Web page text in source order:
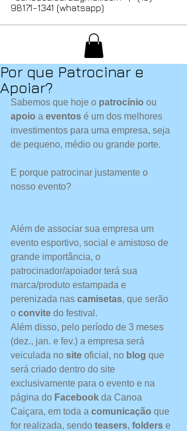
98171-1341 (whatsapp)
Por que Patrocinar e
Apoiar?
Sabemos que hoje o patrocínio ou
apoio a eventos é um dos melhores
investimentos para uma empresa, seja
de pequeno, médio ou grande porte.
E porque patrocinar justamente o
nosso evento?
Além de associar sua empresa um
evento esportivo, social e amistoso de
grande importância, o
patrocinador/apoiador terá sua
marca/produto estampada e
perenizada nas camisetas, que serão
o convite do festival.
Além disso, pelo período de 3 meses
(dez., jan. e fev.) a empresa será
veiculada no site oficial, no blog que
será criado dentro do site
exclusivamente para o evento e na
página do Facebook da Canoa
Caiçara, em toda a comunicação que
for realizada, sendo teasers, folders e